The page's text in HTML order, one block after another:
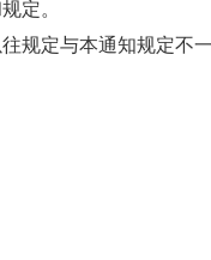
定。
规定与本通知规定不
社